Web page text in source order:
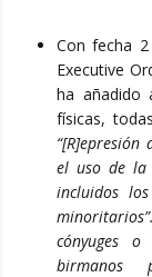
Con fecha
Executive
ha añadido
físicas,
el uso de la
incluidos
cónyuges
birmanos